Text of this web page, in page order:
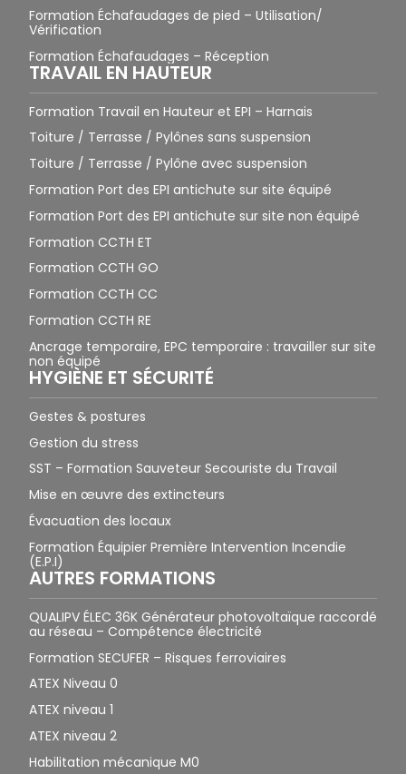
Formation Échafaudages de pied – Utilisation/
Vérification
Formation Échafaudages – Réception
TRAVAIL EN HAUTEUR
Formation Travail en Hauteur et EPI – Harnais
Toiture / Terrasse / Pylônes sans suspension
Toiture / Terrasse / Pylône avec suspension
Formation Port des EPI antichute sur site équipé
Formation Port des EPI antichute sur site non équipé
Formation CCTH ET
Formation CCTH GO
Formation CCTH CC
Formation CCTH RE
Ancrage temporaire, EPC temporaire : travailler sur site
non équipé
HYGIÈNE ET SÉCURITÉ
Gestes & postures
Gestion du stress
SST – Formation Sauveteur Secouriste du Travail
Mise en œuvre des extincteurs
Évacuation des locaux
Formation Équipier Première Intervention Incendie
(E.P.I)
AUTRES FORMATIONS
QUALIPV ÉLEC 36K Générateur photovoltaïque raccordé
au réseau – Compétence électricité
Formation SECUFER – Risques ferroviaires
ATEX Niveau 0
ATEX niveau 1
ATEX niveau 2
Habilitation mécanique M0